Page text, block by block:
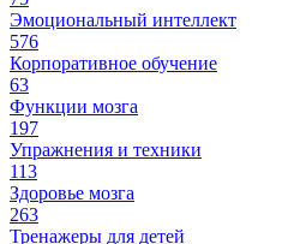
Эмоциональный интеллект
576
Корпоративное обучение
63
Функции мозга
197
Упражнения и техники
113
Здоровье мозга
263
Тренажеры для детей